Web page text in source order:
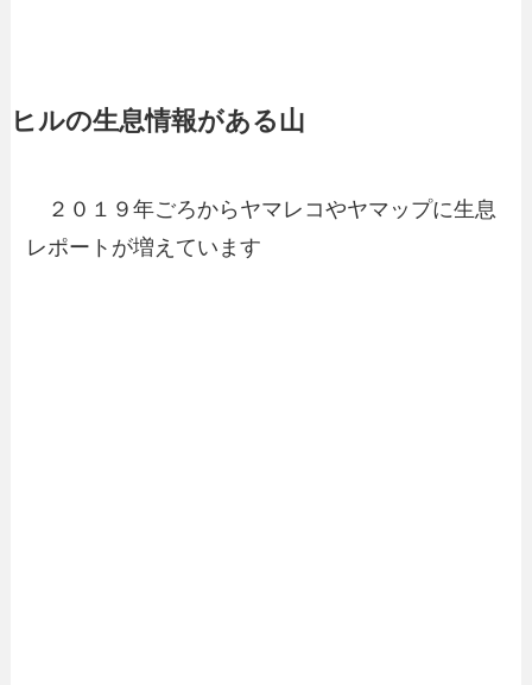
ヒルの生息情報がある山
２０１９年ごろからヤマレコやヤマップに生息
レポートが増えています